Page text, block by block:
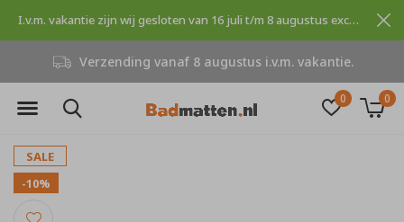
0 0
Verzending vanaf 8 augustus i.v.m. vakantie.
I.v.m. vakantie zijn wij gesloten van 16 juli t/m 8 augustus excuses voor dit ongemak.
SALE
-10%